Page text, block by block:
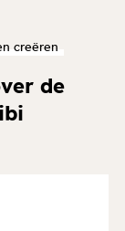
creëren
de